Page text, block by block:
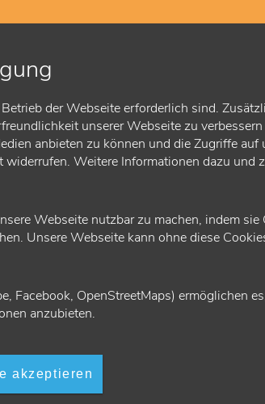
der Webseite erforderlich sind.
unserer Webseite zu
anbieten zu können und die Zugriffe
Weitere Informationen dazu und
Webseite nutzbar zu machen, indem
Unsere Webseite kann ohne diese
Facebook, OpenStreetMaps) ermöglichen
anzubieten.
akzeptieren
brauche ich?
zu erfüllen?
MRSA als Leistung für gesetzlich
KVH dies zunächst genehmigen. Mitglieder
nicht rückwirkend erteilt werden können.